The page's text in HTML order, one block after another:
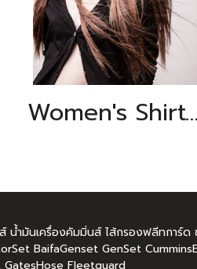
Women's Shirts 01
ำมันเครื่องคัมมิ่นส์ ไส้กรองฟลีทการ์
BaifaGenset GenSet
Fleetguard